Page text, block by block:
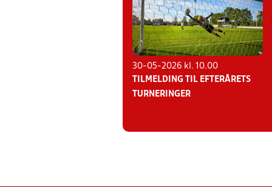
30-05-2026 kl. 10.00
TILMELDING TIL EFTERÅRETS
TURNERINGER